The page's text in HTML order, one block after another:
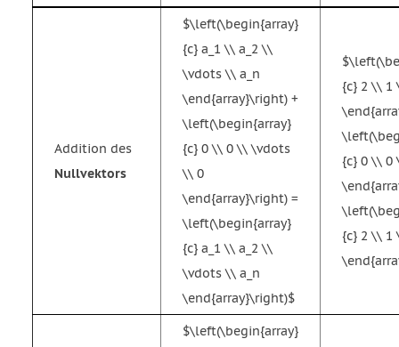
Addition des
Nullvektors
$\left(\begin{array}
{c} a_1 \\ a_2 \\
\vdots \\ a_n
\end{array}\right) +
\left(\begin{array}
{c} 0 \\ 0 \\ \vdots
\\ 0
\end{array}\right) =
\left(\begin{array}
{c} a_1 \\ a_2 \\
\vdots \\ a_n
\end{array}\right)$
{c} 2 \\ 1
{c} 0 \\ 0
{c} 2 \\ 1
$\left(\begin{array}